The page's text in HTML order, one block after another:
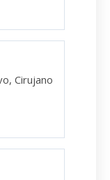
Cirujano